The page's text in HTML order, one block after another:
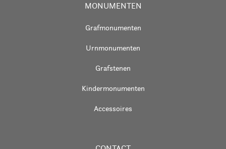
MONUMENTEN
Grafmonumenten
Urnmonumenten
Grafstenen
Kindermonumenten
Accessoires